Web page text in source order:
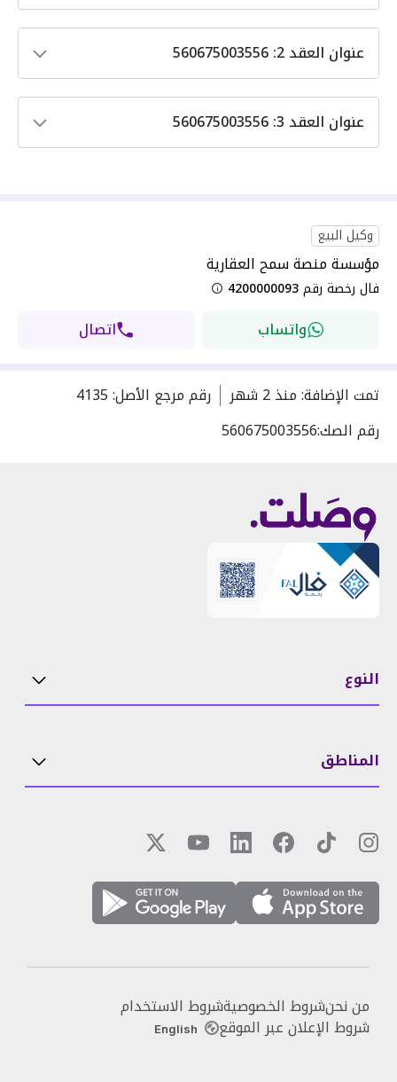
عنوان العقد2
:
560675003556
عنوان العقد 3
:
560675003556
وكيل البيع
مؤسسة منصة سمح العقارية
فال رخصة رقم4200000093
واتساب اتصال
تمت الإضافة:منذ2 شهر رقم مرجع الأصل:
4135
رقم الصك:560675003556
النوع
المناطق
من نحنشروط الخصوصيةشروط الاستخدام
شروط الإعلان عبر الموقع English